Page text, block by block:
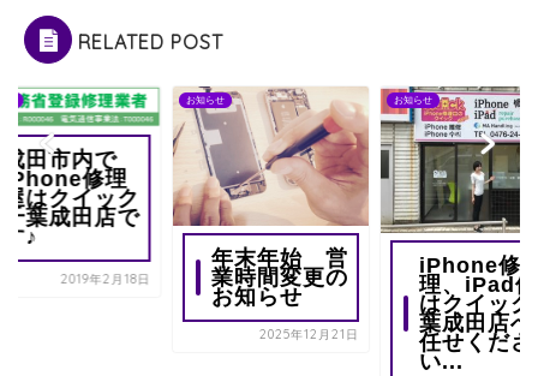
RELATED POST
成田市内で
iPhone修理
屋はクイック
千葉成田店で
す♪
2019年2月18日
お知らせ
年末年始 営
業時間変更の
お知らせ
2025年12月21日
お知らせ
iPhone修
理、iPad
はクイック
葉成田店へ
任せくださ
い...